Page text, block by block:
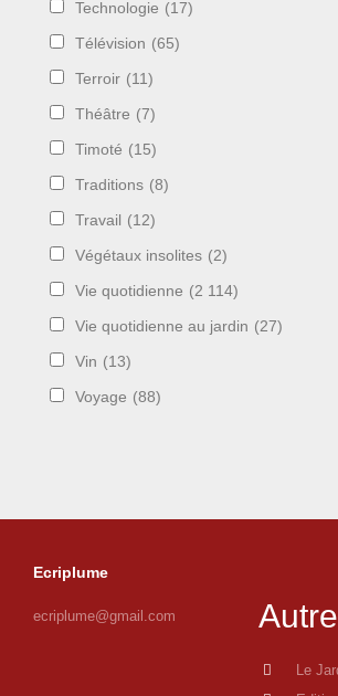
Technologie (17)
Télévision (65)
Terroir (11)
Théâtre (7)
Timoté (15)
Traditions (8)
Travail (12)
Végétaux insolites (2)
Vie quotidienne (2 114)
Vie quotidienne au jardin (27)
Vin (13)
Voyage (88)
Ecriplume
ecriplume@gmail.com
Le